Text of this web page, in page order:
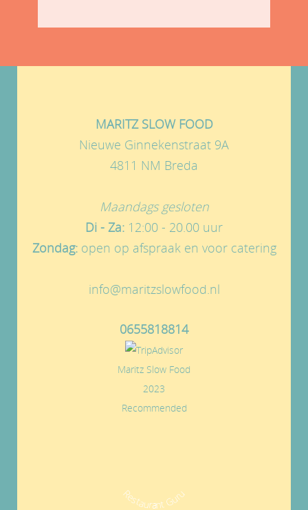
MARITZ SLOW FOOD
Nieuwe Ginnekenstraat 9A
4811 NM Breda
Maandags gesloten
Di - Za: 12:00 - 20.00 uur
Zondag:open op afspraak en voor catering
info@maritzslowfood.nl
0655818814
Maritz Slow Food
2023
Recommended
Restaurant Guru